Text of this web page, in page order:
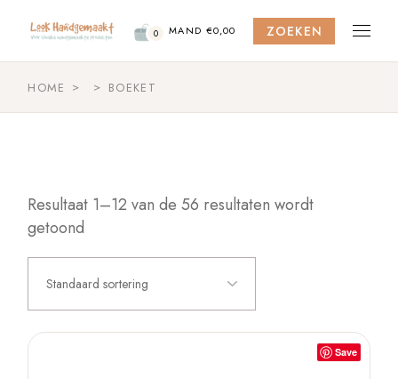
content
0 MAND €0,00 ZOEKEN
HOME BOEKET
Resultaat 1–12 van de 56 resultaten wordt
getoond
Standaard sortering
Save